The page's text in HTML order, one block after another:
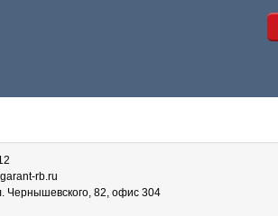
rb.ru
Чернышевского, 82, офис 304